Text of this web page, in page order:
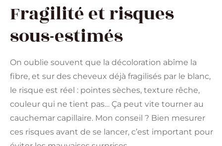
Fragilité et risques
sous-estimés
On oublie souvent que la décoloration abîme la
fibre, et sur des cheveux déjà fragilisés par le blanc,
le risque est réel : pointes sèches, texture rêche,
couleur qui ne tient pas… Ça peut vite tourner au
cauchemar capillaire. Mon conseil ? Bien mesurer
ces risques avant de se lancer, c’est important pour